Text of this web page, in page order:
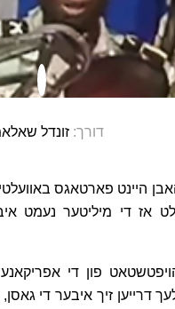
דורך: זונדל
היינט פארטאגס
אז די מיליטער נעמט
הויפטשטאט פון די
זיך איבער די